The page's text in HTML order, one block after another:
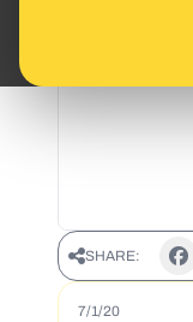
SHARE:
7/1/20